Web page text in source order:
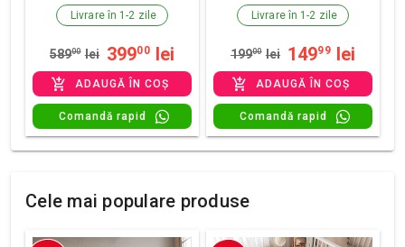
Livrare în 1-2 zile
58900 lei 39900 lei
ADAUGĂ ÎN COȘ
Comandă rapid
Livrare în 1-2 zile
19900 lei 14999 lei
ADAUGĂ ÎN COȘ
Comandă rapid
Cele mai populare produse